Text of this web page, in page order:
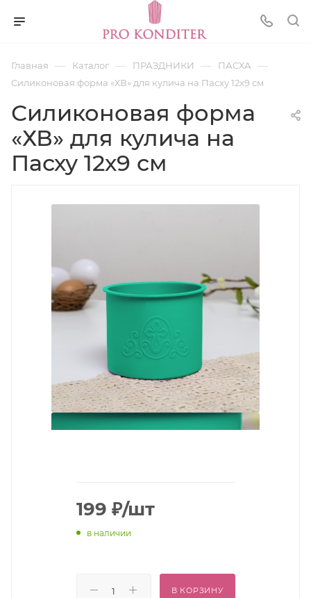
Главная — Каталог — ПРАЗДНИКИ — ПАСХА —
Силиконовая форма «ХВ» для кулича на Пасху 12х9 см
Силиконовая форма
«ХВ» для кулича на
Пасху 12х9 см
199 ₽/шт
в наличии
В КОРЗИНУ